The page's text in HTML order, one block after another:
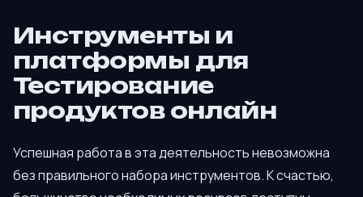
Инструменты и
платформы для
Тестирование
продуктов онлайн
Успешная работа в эта деятельность невозможна
без правильного набора инструментов. К счастью,